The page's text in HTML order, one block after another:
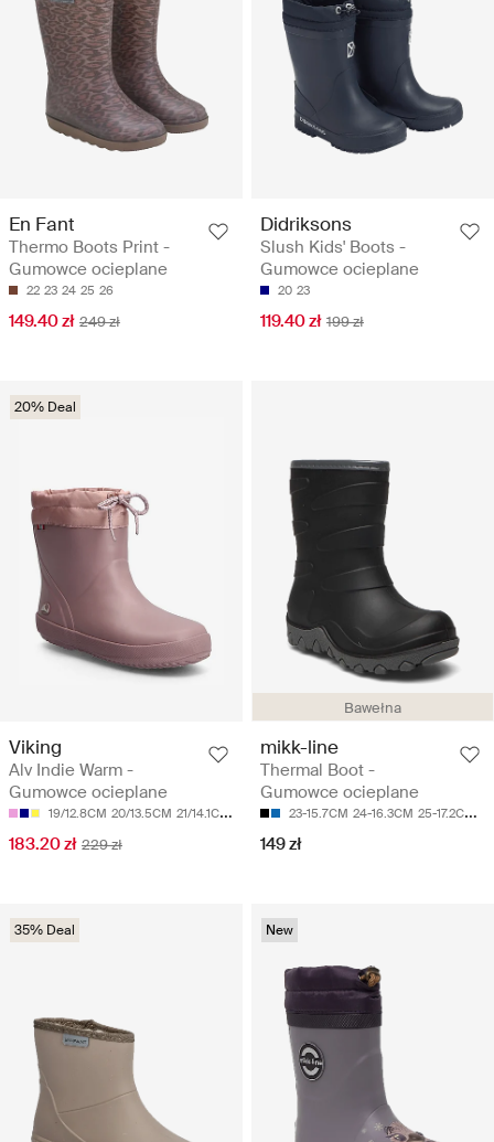
En Fant
Thermo Boots Print -
Gumowce ocieplane
22 23 24 25 26
149.40 zł 249 zł
Didriksons
Slush Kids' Boots -
Gumowce ocieplane
20 23
119.40 zł 199 zł
20% Deal
Viking
Alv Indie Warm -
Gumowce ocieplane
19/12.8CM 20/13.5CM 21/14.1CM 22/14.8CM 23/15.5CM
183.20 zł 229 zł
Bawełna
mikk-line
Thermal Boot -
Gumowce ocieplane
23-15.7CM 24-16.3CM 25-17.2CM
149 zł
35% Deal New